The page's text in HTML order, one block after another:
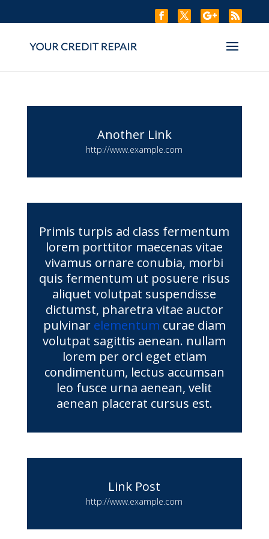
Another Link
http://www.example.com
Primis turpis ad class fermentum
lorem porttitor maecenas vitae
vivamus ornare conubia, morbi
quis fermentum ut posuere risus
aliquet volutpat suspendisse
dictumst, pharetra vitae auctor
pulvinar elementum curae diam
volutpat sagittis aenean. nullam
lorem per orci eget etiam
condimentum, lectus accumsan
leo fusce urna aenean, velit
aenean placerat cursus est.
Link Post
http://www.example.com